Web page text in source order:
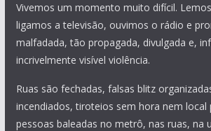
Vivemos um momento muito difícil.
ligamos a televisão, ouvimos o rádio e
malfadada, tão propagada, divulgada e,
incrivelmente visível violência.
Ruas são fechadas, falsas blitz
incendiados, tiroteios sem hora nem local
pessoas baleadas no metrô, nas ruas, na